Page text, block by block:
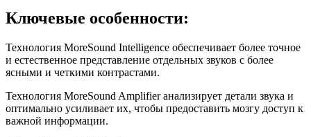
Ключевые особенности:
Технология MoreSound Intelligence обеспечивает более точное
и естественное представление отдельных звуков с более
ясными и четкими контрастами.
Технология MoreSound Amplifierанализирует детали звука и
оптимально усиливает их, чтобы предоставить мозгу доступ к
важной информации.